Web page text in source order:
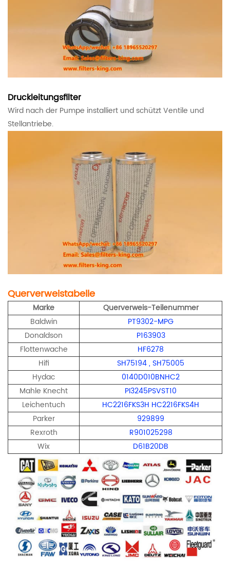
Druckleitungsfilter
Wird nach der Pumpe installiert und schützt Ventile und
Stellantriebe.
Querverweistabelle
Marke
Querverweis-Teilenummer
Baldwin
PT9302-MPG
Donaldson
P163903
Flottenwache
HF6278
Hifi
SH75194, SH75005
Hydac
0140D010BNHC2
Mahle Knecht
PI3245PSVST10
Leichentuch
HC2216FKS3H HC2216FKS4H
Parker
929899
Rexroth
R901025298
Wix
D61B20DB